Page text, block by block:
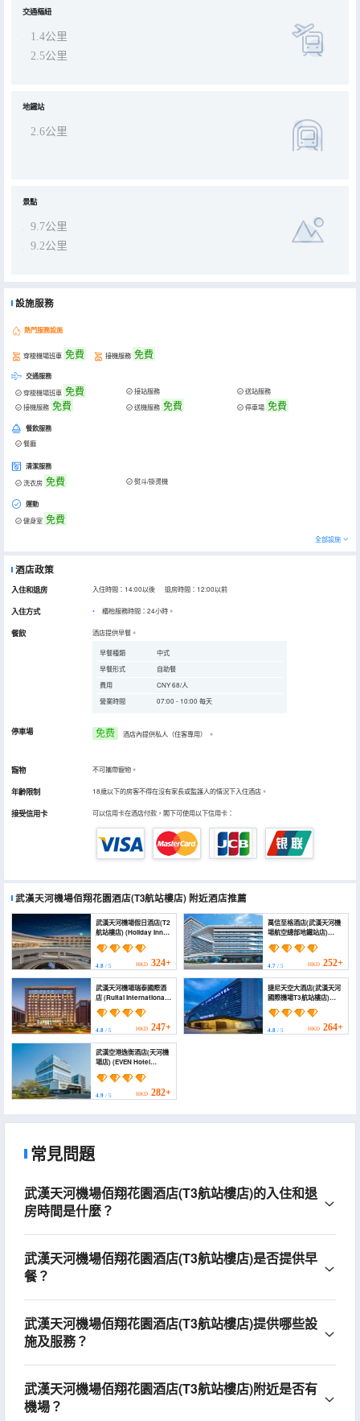
多種不同類型健身器材，提供合理的使用方式，您可以選擇適合自己的健身方式，收穫健康與平衡。
交通樞紐
1.4公里
2.5公里
地鐵站
2.6公里
景點
9.7公里
9.2公里
設施服務
熱門服務設施
穿梭機場班車 免費 接機服務 免費
交通服務
穿梭機場班車 免費 接站服務
送站服務
接機服務 免費 送機服務 免費 停車場 免費
餐飲服務
餐廳
清潔服務
洗衣房 免費 熨斗/掛燙機
運動
健身室 免費
全部設施
酒店政策
入住和退房 入住時間：14:00以後 退房時間：12:00以前
入住方式 櫃枱服務時間：24小時。
餐飲 酒店提供早餐。
早餐種類
中式
早餐形式
自助餐
費用
CNY 68/人
營業時間
07:00 - 10:00 每天
停車場 免费 酒店內提供私人（住客專用） 。
寵物 不可攜帶寵物。
年齡限制 18歲以下的房客不得在沒有家長或監護人的情況下入住酒店。
接受信用卡 可以信用卡在酒店付款，閣下可使用以下信用卡：
武漢天河機場佰翔花園酒店(T3航站樓店) 附近酒店推薦
武漢天河機場假日酒店(T2
航站樓店) (Holiday Inn
WUHAN TIANHE
AIRPORT by IHG)
4.8 / 5 HKD 324+
萬信至格酒店(武漢天河機
場航空總部地鐵站店)
(Wassim Hotel (Wuhan
Tianhe Airport Aviation
Headquarters Subway
Station))
4.7/ 5 HKD 252+
武漢天河機場瑞泰國際酒
店 (Ruitai International
Hotel (Wuhan Tianhe
Airport Aviation
Headquarters Subway
Station))
4.8 / 5 HKD 247+
捷尼天空大酒店(武漢天河
國際機場T3航站樓店)
(J.SKY HOTEL)
4.8/ 5 HKD 264+
武漢空港逸衡酒店(天河機
場店) (EVEN Hotel
by IHG)
4.9 / 5 HKD 282+
常見問題
武漢天河機場佰翔花園酒店(T3航站樓店)的入住和退
房時間是什麼？
武漢天河機場佰翔花園酒店(T3航站樓店)是否提供早
餐？
武漢天河機場佰翔花園酒店(T3航站樓店)提供哪些設
施及服務？
武漢天河機場佰翔花園酒店(T3航站樓店)附近是否有
機場？